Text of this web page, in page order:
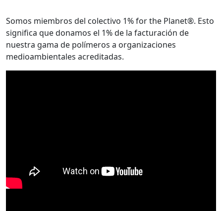
Somos miembros del colectivo 1% for the Planet®. Esto
significa que donamos el 1% de la facturación de
nuestra gama de polímeros a organizaciones
medioambientales acreditadas.